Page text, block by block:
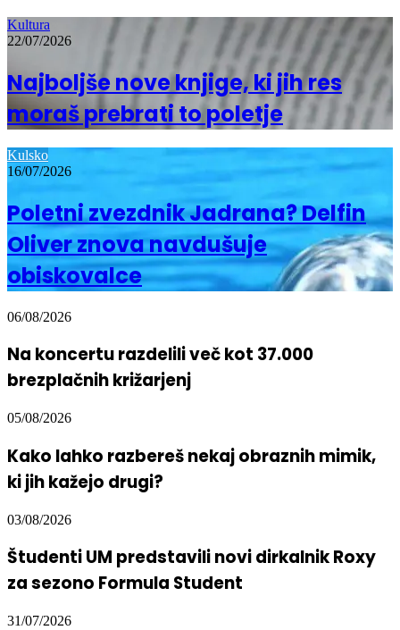
Kultura
22/07/2026
Najboljše nove knjige, ki jih res
moraš prebrati to poletje
Kulsko
16/07/2026
Poletni zvezdnik Jadrana? Delfin
Oliver znova navdušuje
obiskovalce
06/08/2026
Na koncertu razdelili več kot 37.000
brezplačnih križarjenj
05/08/2026
Kako lahko razbereš nekaj obraznih mimik,
ki jih kažejo drugi?
03/08/2026
Študenti UM predstavili novi dirkalnik Roxy
za sezono Formula Student
31/07/2026